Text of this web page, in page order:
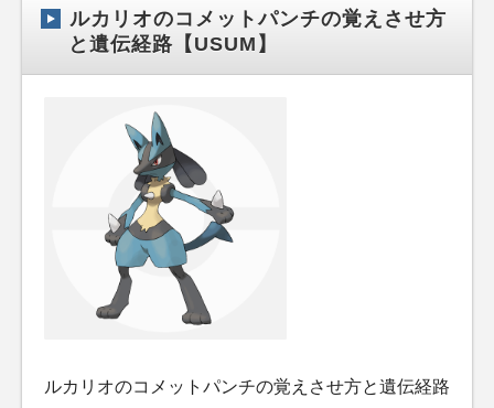
ルカリオのコメットパンチの覚えさせ方
と遺伝経路【USUM】
ルカリオのコメットパンチの覚えさせ方と遺伝経路